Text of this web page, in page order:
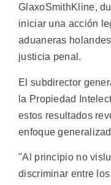
GlaxoSmithKline,
iniciar una acción
aduaneras
justicia penal.
El subdirector
la Propiedad
estos resultados
enfoque
"Al principio no
discriminar entre